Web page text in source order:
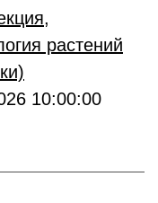
растений
10:00:00